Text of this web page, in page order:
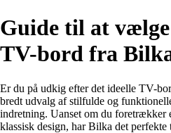
Guide til at
TV-bord fra
Er du på udkig efter det ideelle TV-
bredt udvalg af stilfulde og
indretning. Uanset om du foretrækker
klassisk design, har Bilka det